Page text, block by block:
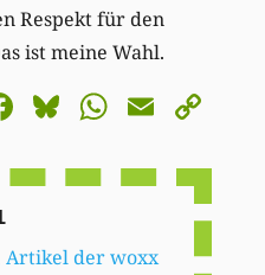
Respekt für den
ist meine Wahl.
Facebook
BlueskyEmail
Artikel der woxx